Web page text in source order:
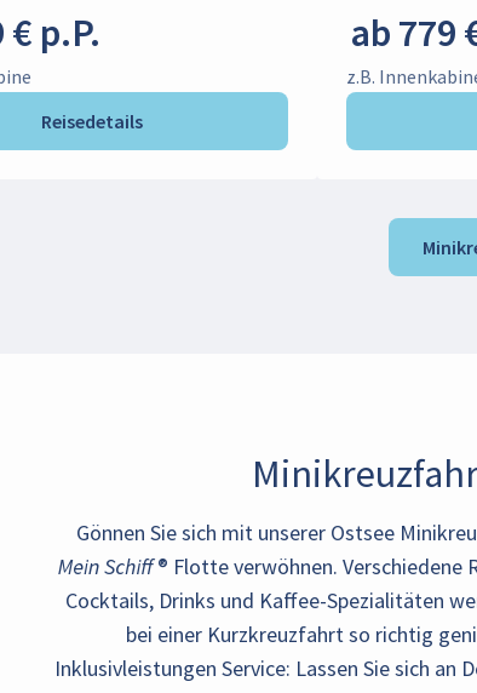
€ p.P.
Reisedetails
ab 779
z.B.
Gönnen Sie sich mit unserer Ostsee
Mein Schiff ® Flotte verwöhnen.
Cocktails, Drinks und Kaffee-Spezialitäten
bei einer Kurzkreuzfahrtso richtig
Inklusivleistungen Service: Lassen Sie sich an